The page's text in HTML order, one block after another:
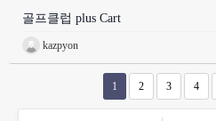
골프클럽 plus Cart
kazpyon
1 2 3 4